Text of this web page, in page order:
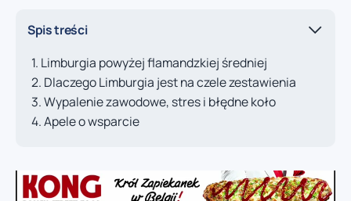
Spis treści
Limburgia powyżej flamandzkiej średniej
Dlaczego Limburgia jest na czele zestawienia
Wypalenie zawodowe, stres i błędne koło
Apele o wsparcie